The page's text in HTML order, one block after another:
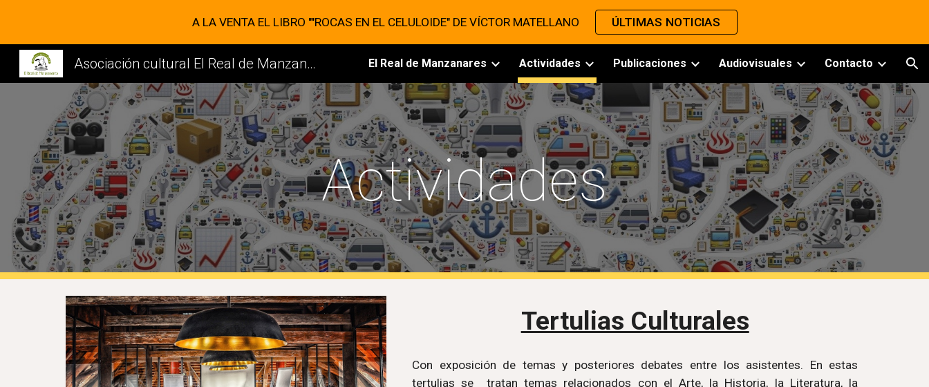
Skip to main content Skip to navigation
A LA VENTA EL LIBRO ""ROCAS EN EL CELULOIDE" DE VÍCTOR MATELLANO ÚLTIMAS NOTICIAS
Asociación cultural El Real de Manzanares El Real de Manzanares Actividades Publicaciones Audiovisuales Contacto
Actividades
Tertulias Culturales
Con exposición de temas y posteriores debates entre los asistentes. En estas
tertulias se tratan temas relacionados con el Arte, la Historia, la Literatura, la